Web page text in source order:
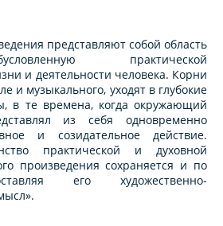
представляют собой область
практической
и деятельности человека. Корни
и музыкального, уходят в глубокие
в те времена, когда окружающий
из себя одновременно
и созидательное действие.
практической и духовной
произведения сохраняется и по
его художественно-